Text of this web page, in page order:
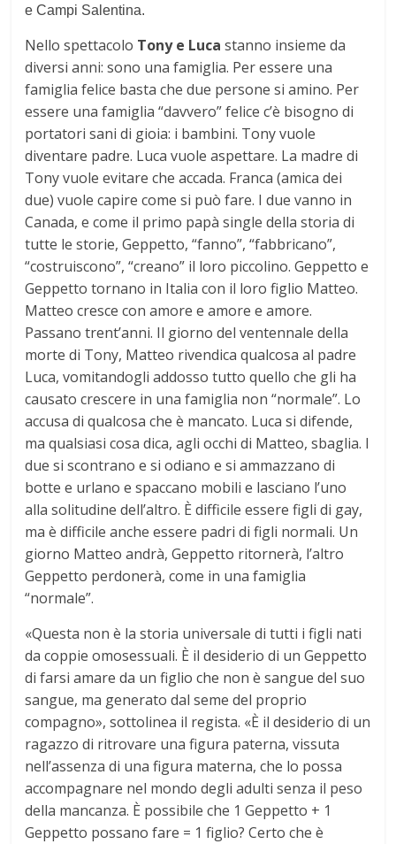
e Campi Salentina.
Nello spettacolo Tony e Luca stanno insieme da
diversi anni: sono una famiglia. Per essere una
famiglia felice basta che due persone si amino. Per
essere una famiglia “davvero” felice c’è bisogno di
portatori sani di gioia: i bambini. Tony vuole
diventare padre. Luca vuole aspettare. La madre di
Tony vuole evitare che accada. Franca (amica dei
due) vuole capire come si può fare. I due vanno in
Canada, e come il primo papà single della storia di
tutte le storie, Geppetto, “fanno”, “fabbricano”,
“costruiscono”, “creano” il loro piccolino. Geppetto e
Geppetto tornano in Italia con il loro figlio Matteo.
Matteo cresce con amore e amore e amore.
Passano trent’anni. Il giorno del ventennale della
morte di Tony, Matteo rivendica qualcosa al padre
Luca, vomitandogli addosso tutto quello che gli ha
causato crescere in una famiglia non “normale”. Lo
accusa di qualcosa che è mancato. Luca si difende,
ma qualsiasi cosa dica, agli occhi di Matteo, sbaglia. I
due si scontrano e si odiano e si ammazzano di
botte e urlano e spaccano mobili e lasciano l’uno
alla solitudine dell’altro. È difficile essere figli di gay,
ma è difficile anche essere padri di figli normali. Un
giorno Matteo andrà, Geppetto ritornerà, l’altro
Geppetto perdonerà, come in una famiglia
“normale”.
«Questa non è la storia universale di tutti i figli nati
da coppie omosessuali. È il desiderio di un Geppetto
di farsi amare da un figlio che non è sangue del suo
sangue, ma generato dal seme del proprio
compagno», sottolinea il regista. «È il desiderio di un
ragazzo di ritrovare una figura paterna, vissuta
nell’assenza di una figura materna, che lo possa
accompagnare nel mondo degli adulti senza il peso
della mancanza. È possibile che 1 Geppetto + 1
Geppetto possano fare = 1 figlio? Certo che è